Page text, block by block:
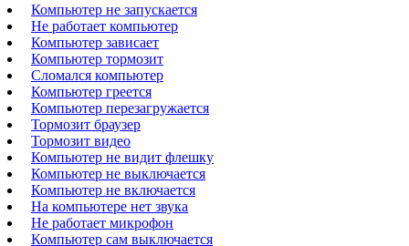
Компьютер не запускается
Не работает компьютер
Компьютер зависает
Компьютер тормозит
Сломался компьютер
Компьютер греется
Компьютер перезагружается
Тормозит браузер
Тормозит видео
Компьютер не видит флешку
Компьютер не выключается
Компьютер не включается
На компьютере нет звука
Не работает микрофон
Компьютер сам выключается